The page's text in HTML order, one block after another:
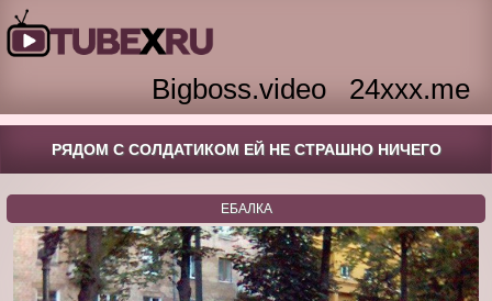
Bigboss.video 24xxx.me
РЯДОМ С СОЛДАТИКОМ ЕЙ НЕ СТРАШНО НИЧЕГО
ЕБАЛКА